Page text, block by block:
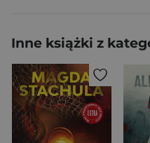
Inne książki z